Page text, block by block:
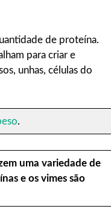
de proteína.
para criar e
unhas, células do
.
uma variedade de
e os vimes são